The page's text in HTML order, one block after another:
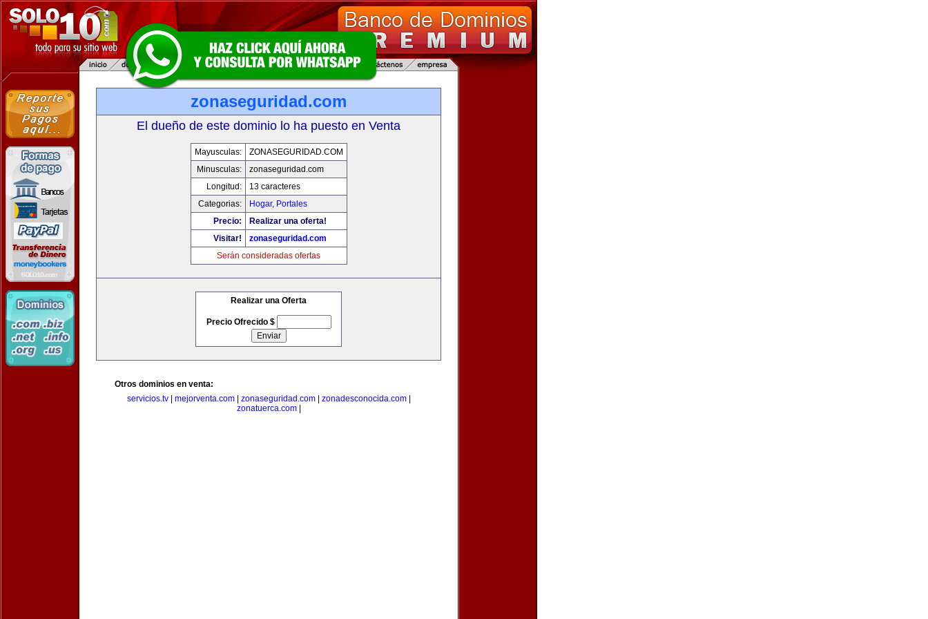
zonaseguridad.com
El dueño de este dominio lo ha puesto en Venta
Mayusculas:
ZONASEGURIDAD.COM
Minusculas:
zonaseguridad.com
Longitud:
13 caracteres
Categorias:
Hogar, Portales
Precio:
Realizar una oferta!
Visitar!
zonaseguridad.com
Serán consideradas ofertas
Realizar una Oferta
Precio Ofrecido $
Otros dominios en venta:
servicios.tv| mejorventa.com| zonaseguridad.com| zonadesconocida.com|
zonatuerca.com|